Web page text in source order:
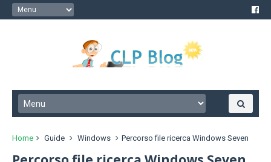
Home Guide Windows Percorso file ricerca Windows Seven